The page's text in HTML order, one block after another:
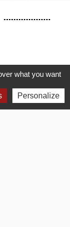
what you want
Personalize